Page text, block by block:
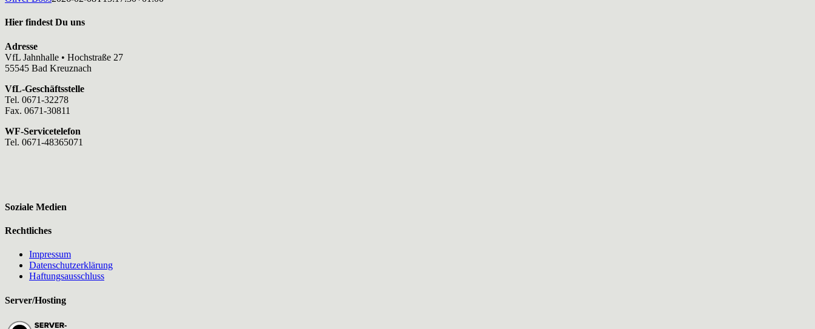
Hier findest Du uns
Adresse
VfL Jahnhalle • Hochstraße 27
55545 Bad Kreuznach
VfL-Geschäftsstelle
Tel. 0671-32278
Fax. 0671-30811
WF-Servicetelefon
Tel. 0671-48365071
Soziale Medien
Rechtliches
Impressum
Datenschutzerklärung
Haftungsausschluss
Server/Hosting